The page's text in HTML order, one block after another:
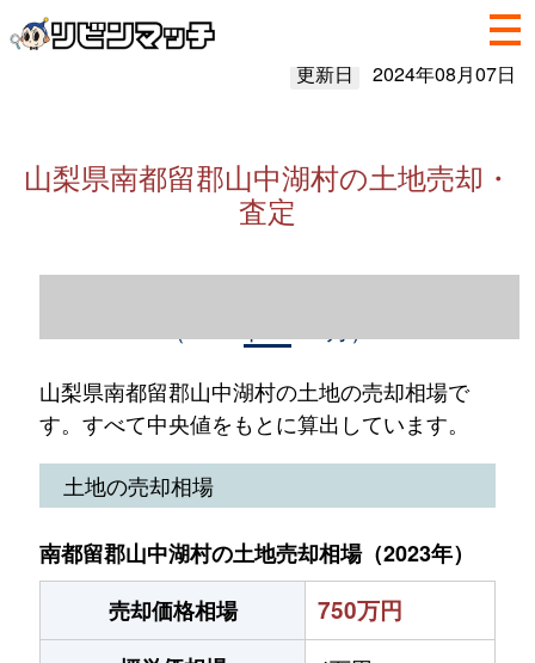
更新日 2024年08月07日
山梨県南都留郡山中湖村の土地売却・
査定
山梨県南都留郡山中湖村の土地の売却相場で
す。すべて中央値をもとに算出しています。
土地の売却相場
南都留郡山中湖村の土地売却相場（2023年）
売却価格相場
750万円